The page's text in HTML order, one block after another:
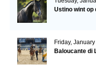
Ustino wint op
Friday, January
Baloucante di